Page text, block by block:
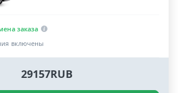
заказа
включены
29157RUB